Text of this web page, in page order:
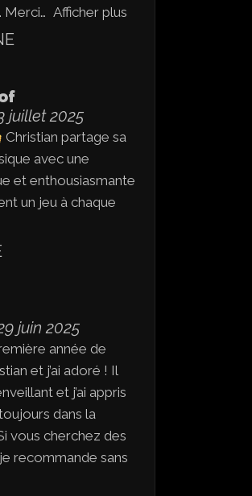
Merci
Afficher plus
juillet 2025
Christian partage sa
avec une
et enthousiasmante
un jeu à chaque
juin 2025
année de
et j’ai adoré ! Il
et j’ai appris
dans la
vous cherchez des
recommande sans